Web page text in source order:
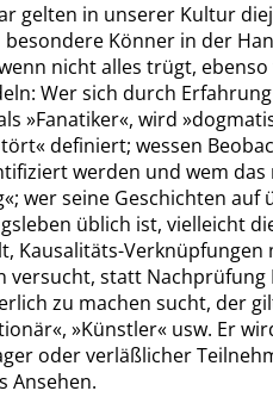
gelten in unserer Kultur
besondere Könner in der
nicht alles trügt,
Wer sich durch Erfahrung
»Fanatiker«, wird »
«definiert; wessen
werden und wem
«; wer seine Geschichten auf
üblich ist, vielleicht
Kausalitäts-
versucht, statt
zu machen sucht, der
«, »Künstler« usw. Er
oder verläßlicher
Ansehen.